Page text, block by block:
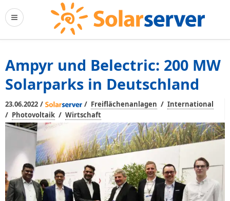
Ampyr und Belectric: 200 MW
Solarparks in Deutschland
23.06.2022 / / Freiflächenanlagen / International
/ Photovoltaik / Wirtschaft